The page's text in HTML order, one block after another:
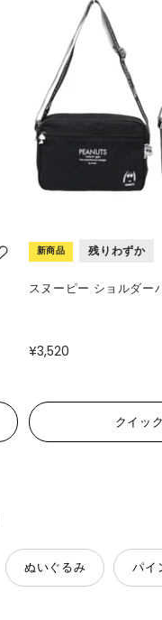
新商品 残りわずか
スヌーピー ショルダー
¥3,520
クイッ
ぬいぐるみ パイ